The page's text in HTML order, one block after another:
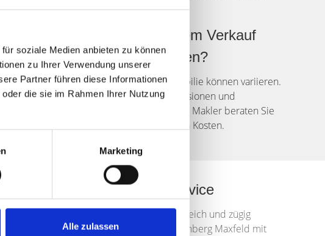
soziale Medien anbieten zu können
zu Ihrer Verwendung unserer
Partner führen diese Informationen
die sie im Rahmen Ihrer Nutzung
Marketing
Alle zulassen
schnellen und sicheren Verkauf.
Welche Kosten sind mit dem Verkauf
meiner Immobilie verbunden?
Die Kosten für den Verkauf Ihrer Immobilie können variieren.
Dazu gehören in der Regel Maklerprovisionen und
eventuelle Renovierungskosten. Unsere Makler beraten Sie
gerne transparent über alle anfallenden Kosten.
Maxfeld bieten Top-Service
im Nürnberger Bezirk Maxfeld erfolgreich und zügig
Sie als professionelles Maklerbüro in Nürnberg Maxfeld mit